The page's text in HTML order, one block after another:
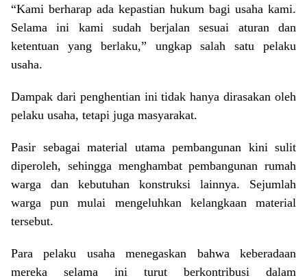
“Kami berharap ada kepastian hukum bagi usaha kami.
Selama ini kami sudah berjalan sesuai aturan dan
ketentuan yang berlaku,” ungkap salah satu pelaku
usaha.
Dampak dari penghentian ini tidak hanya dirasakan oleh
pelaku usaha, tetapi juga masyarakat.
Pasir sebagai material utama pembangunan kini sulit
diperoleh, sehingga menghambat pembangunan rumah
warga dan kebutuhan konstruksi lainnya. Sejumlah
warga pun mulai mengeluhkan kelangkaan material
tersebut.
Para pelaku usaha menegaskan bahwa keberadaan
mereka selama ini turut berkontribusi dalam